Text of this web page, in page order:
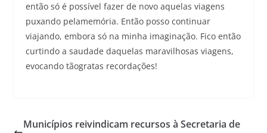
então só é possível fazer de novo aquelas viagens
puxando pelamemória. Então posso continuar
viajando, embora só na minha imaginação. Fico então
curtindo a saudade daquelas maravilhosas viagens,
evocando tãogratas recordações!
Municípios reivindicam recursos à Secretaria de